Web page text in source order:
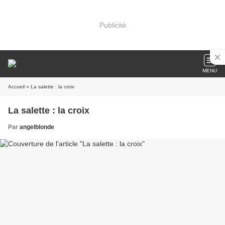
Publicité
MENU
Accueil » La salette : la croix
La salette : la croix
Par angelblonde